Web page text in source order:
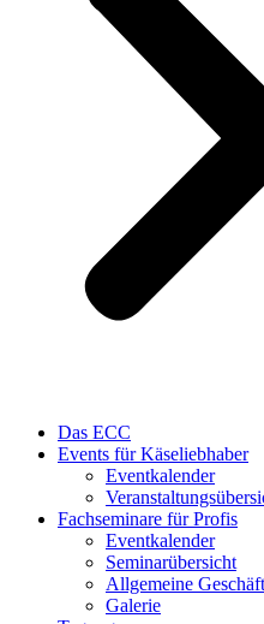
Das ECC
Events für Käseliebhaber
Eventkalender
Fachseminare für Profis
Eventkalender
Seminarübersicht
Allgemeine
Galerie